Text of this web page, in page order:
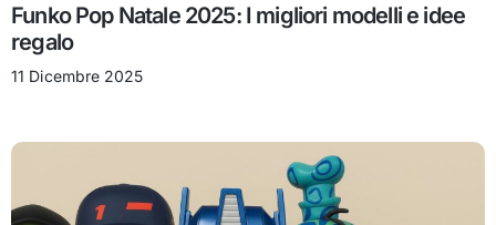
Funko Pop Natale 2025: I migliori modelli e idee
regalo
11 Dicembre 2025